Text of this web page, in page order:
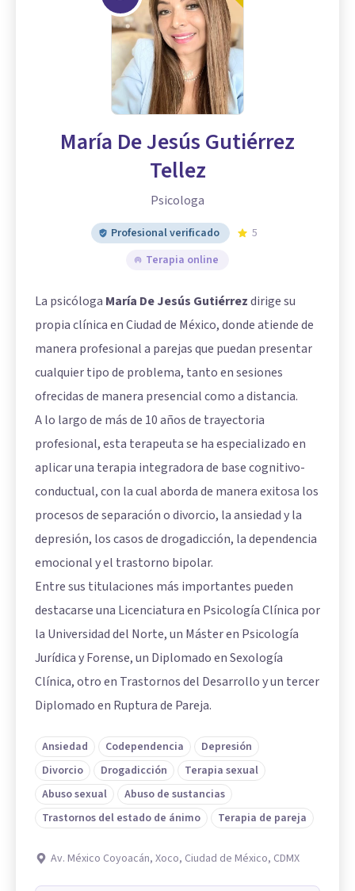
María De Jesús Gutiérrez
Tellez
Psicologa
Profesional verificado
5
Terapia online
La psicóloga María De Jesús Gutiérrezdirige su
propia clínica en Ciudad de México, donde atiende de
manera profesional a parejas que puedan presentar
cualquier tipo de problema, tanto en sesiones
ofrecidas de manera presencial como a distancia.
A lo largo de más de 10 años de trayectoria
profesional, esta terapeuta se ha especializado en
aplicar una terapia integradora de base cognitivo-
conductual, con la cual aborda de manera exitosa los
procesos de separación o divorcio, la ansiedad y la
depresión, los casos de drogadicción, la dependencia
emocional y el trastorno bipolar.
Entre sus titulaciones más importantes pueden
destacarse una Licenciatura en Psicología Clínica por
la Universidad del Norte, un Máster en Psicología
Jurídica y Forense, un Diplomado en Sexología
Clínica, otro en Trastornos del Desarrollo y un tercer
Diplomado en Ruptura de Pareja.
Ansiedad Codependencia
Depresión
Divorcio
Drogadicción
Terapia sexual
Abuso sexual
Abuso de sustancias
Trastornos del estado de ánimo
Terapia de pareja
Av. México Coyoacán, Xoco, Ciudad de México, CDMX